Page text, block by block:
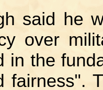
said he
over
in the
fairness".